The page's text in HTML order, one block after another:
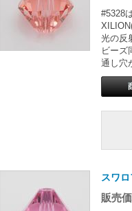
#5328
光の反
ビーズ
通し穴
スワ
販売